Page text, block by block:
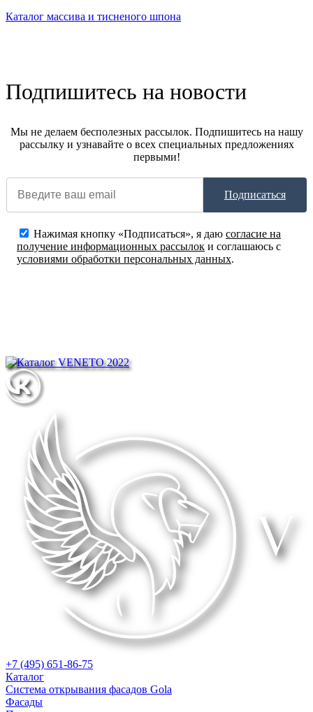
Каталог массива и тисненого шпона
Подпишитесь на новости
Мы не делаем бесполезных рассылок. Подпишитесь на нашу
рассылку и узнавайте о всех специальных предложениях
первыми!
Подписаться
Нажимая кнопку «Подписаться», я даю согласие на
получение информационных рассылок и соглашаюсь с
условиями обработки персональных данных.
+7 (495) 651-86-75
Каталог
Система открывания фасадов Gola
Фасады